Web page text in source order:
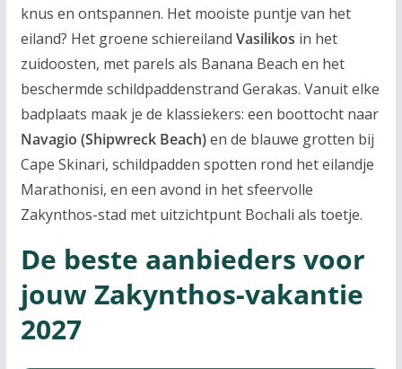
knus en ontspannen. Het mooiste puntje van het
eiland? Het groene schiereiland Vasilikos in het
zuidoosten, met parels als Banana Beach en het
beschermde schildpaddenstrand Gerakas. Vanuit elke
badplaats maak je de klassiekers: een boottocht naar
Navagio (Shipwreck Beach)en de blauwe grotten bij
Cape Skinari, schildpadden spotten rond het eilandje
Marathonisi, en een avond in het sfeervolle
Zakynthos-stad met uitzichtpunt Bochali als toetje.
De beste aanbieders voor
jouw Zakynthos-vakantie
2027